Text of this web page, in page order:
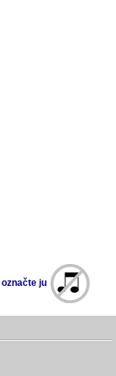
označte ju